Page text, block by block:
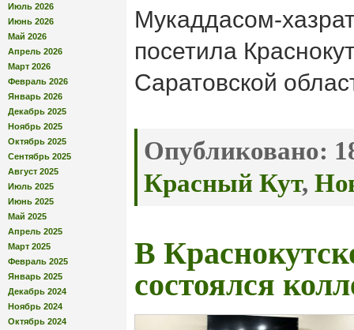
Июль 2026
Июнь 2026
Май 2026
Апрель 2026
Март 2026
Февраль 2026
Январь 2026
Декабрь 2025
Ноябрь 2025
Октябрь 2025
Сентябрь 2025
Август 2025
Июль 2025
Июнь 2025
Май 2025
Апрель 2025
Март 2025
Февраль 2025
Январь 2025
Декабрь 2024
Ноябрь 2024
Октябрь 2024
Мукаддасом-
посетила
Саратовской
Опубликовано:
Красный Кут,
В
состоялся